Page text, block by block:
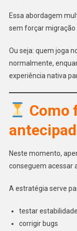
Essa abordagem
sem forçar migração
Ou seja: quem joga
normalmente,
experiência nativa
Como
Neste momento,
conseguem acessar a
A estratégia serve
testar
corrigir bugs